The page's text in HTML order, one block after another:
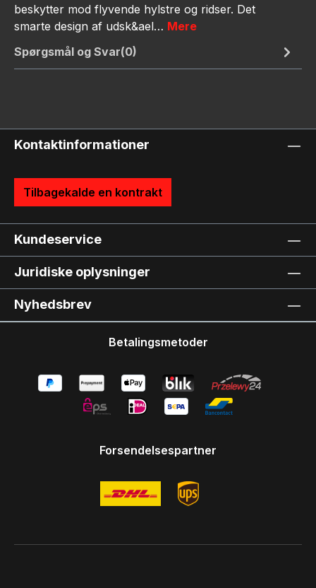
beskytter mod flyvende hylstre og ridser. Det
smarte design af udsk&ael… Mere
Spørgsmål og Svar(0)
Kontaktinformationer
Tilbagekalde en kontrakt
Kundeservice
Juridiske oplysninger
Nyhedsbrev
Betalingsmetoder
Forsendelsespartner